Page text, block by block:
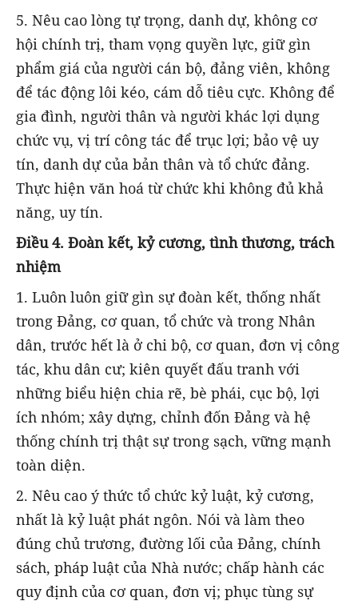
5. Nêu cao lòng tự trọng, danh dự, không cơ
hội chính trị, tham vọng quyền lực, giữ gìn
phẩm giá của người cán bộ, đảng viên, không
để tác động lôi kéo, cám dỗ tiêu cực. Không để
gia đình, người thân và người khác lợi dụng
chức vụ, vị trí công tác để trục lợi; bảo vệ uy
tín, danh dự của bản thân và tổ chức đảng.
Thực hiện văn hoá từ chức khi không đủ khả
năng, uy tín.
Điều4. Đoàn kết, kỷ cương, tình thương, trách
nhiệm
1. Luôn luôn giữ gìn sự đoàn kết, thống nhất
trong Đảng, cơ quan, tổ chức và trong Nhân
dân, trước hết là ở chi bộ, cơ quan, đơn vị công
tác, khu dân cư; kiên quyết đấu tranh với
những biểu hiện chia rẽ, bè phái, cục bộ, lợi
ích nhóm; xây dựng, chỉnh đốn Đảng và hệ
thống chính trị thật sự trong sạch, vững mạnh
toàn diện.
2. Nêu cao ý thức tổ chức kỷ luật, kỷ cương,
nhất là kỷ luật phát ngôn. Nói và làm theo
đúng chủ trương, đường lối của Đảng, chính
sách, pháp luật của Nhà nước; chấp hành các
quy định của cơ quan, đơn vị; phục tùng sự